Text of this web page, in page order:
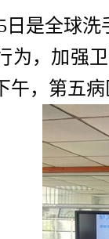
日是全球
为，加强
午，第五